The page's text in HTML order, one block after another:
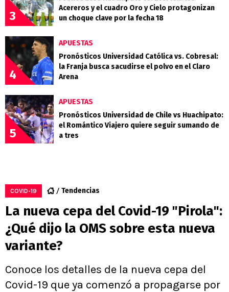
3
Acereros y el cuadro Oro y Cielo protagonizan
un choque clave por la fecha 18
4
APUESTAS
Pronósticos Universidad Católica vs. Cobresal:
la Franja busca sacudirse el polvo en el Claro
Arena
5
APUESTAS
Pronósticos Universidad de Chile vs Huachipato:
el Romántico Viajero quiere seguir sumando de
a tres
COVID-19 Tendencias
La nueva cepa del Covid-19 "Pirola":
¿Qué dijo la OMS sobre esta nueva
variante?
Conoce los detalles de la nueva cepa del
Covid-19 que ya comenzó a propagarse por